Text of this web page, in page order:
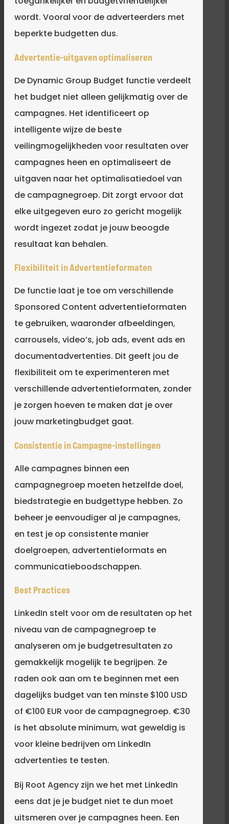
wordt. Vooral voor de adverteerders met
beperkte budgetten dus.
Advertentie-uitgaven optimaliseren
De Dynamic Group Budget functie verdeelt
het budget niet alleen gelijkmatig over de
campagnes. Het identificeert op
intelligente wijze de beste
veilingmogelijkheden voor resultaten over
campagnes heen en optimaliseert de
uitgaven naar het optimalisatiedoel van
de campagnegroep. Dit zorgt ervoor dat
elke uitgegeven euro zo gericht mogelijk
wordt ingezet zodat je jouw beoogde
resultaat kan behalen.
Flexibiliteit in Advertentieformaten
De functie laat je toe om verschillende
Sponsored Content advertentieformaten
te gebruiken, waaronder afbeeldingen,
carrousels, video’s, job ads, event ads en
documentadvertenties. Dit geeft jou de
flexibiliteit om te experimenteren met
verschillende advertentieformaten, zonder
je zorgen hoeven te maken dat je over
jouw marketingbudget gaat.
Consistentie in Campagne-instellingen
Alle campagnes binnen een
campagnegroep moeten hetzelfde doel,
biedstrategie en budgettype hebben. Zo
beheer je eenvoudiger al je campagnes,
en test je op consistente manier
doelgroepen, advertentieformats en
communicatieboodschappen.
Best Practices
LinkedIn stelt voor om de resultaten op het
niveau van de campagnegroep te
analyseren om je budgetresultaten zo
gemakkelijk mogelijk te begrijpen. Ze
raden ook aan om te beginnen met een
dagelijks budget van ten minste $100 USD
of €100 EUR voor de campagnegroep. €30
is het absolute minimum, wat geweldig is
voor kleine bedrijven om LinkedIn
advertenties te testen.
Bij Root Agency zijn we het met LinkedIn
eens dat je je budget niet te dun moet
uitsmeren over je campagnes heen. Een